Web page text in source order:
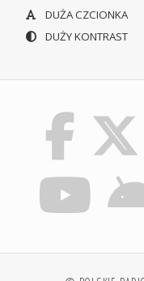
DUŻA CZCIONKA
DUŻY KONTRAST